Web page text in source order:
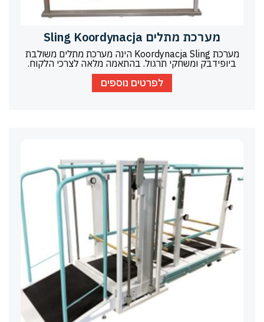
מערכת מתלים Sling Koordynacja
מערכת Koordynacja Sling הינה מערכת מתלים משולבת
ביופידבק ומשחקי תרגול. בהתאמה מלאה לצרכי הלקוח.
לפרטים נוספים